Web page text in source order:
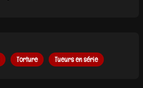
Torture Tueurs en série